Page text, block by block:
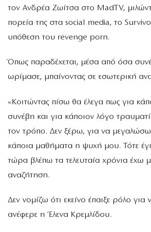
τον Ανδρέα Ζωίτσα στο MadTV,
πορεία της στα social media, το
υπόθεση του revenge porn.
Όπως παραδέχεται, μέσα από όσα
ωρίμασε, μπαίνοντας σε εσωτερική
«Κοιτώντας πίσω θα έλεγα πως για
συνέβη και για κάποιον λόγο
τον τρόπο. Δεν ξέρω, για να
κάποια μαθήματα η ψυχή μου. Τότε
τώρα βλέπω τα τελευταία χρόνια έχω
αναζήτηση.
Δεν νομίζω ότι εκείνο έπαιξε ρόλο για
ανέφερε η Έλενα Κρεμλίδου.